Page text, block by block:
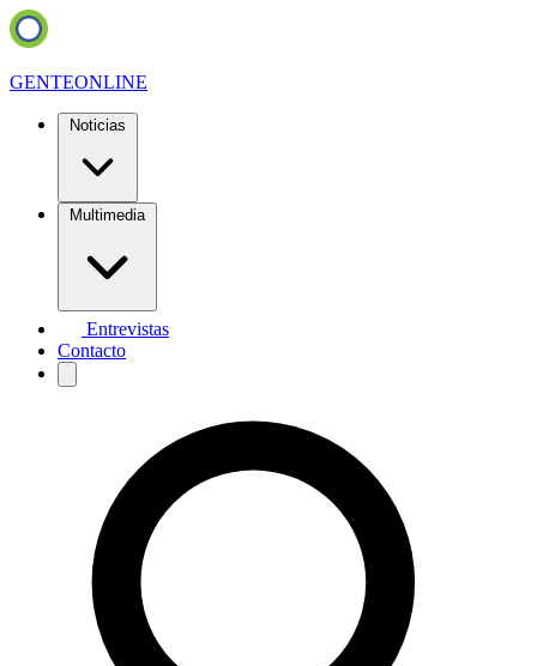
GENTEONLINE
Noticias
Multimedia
Entrevistas
Contacto